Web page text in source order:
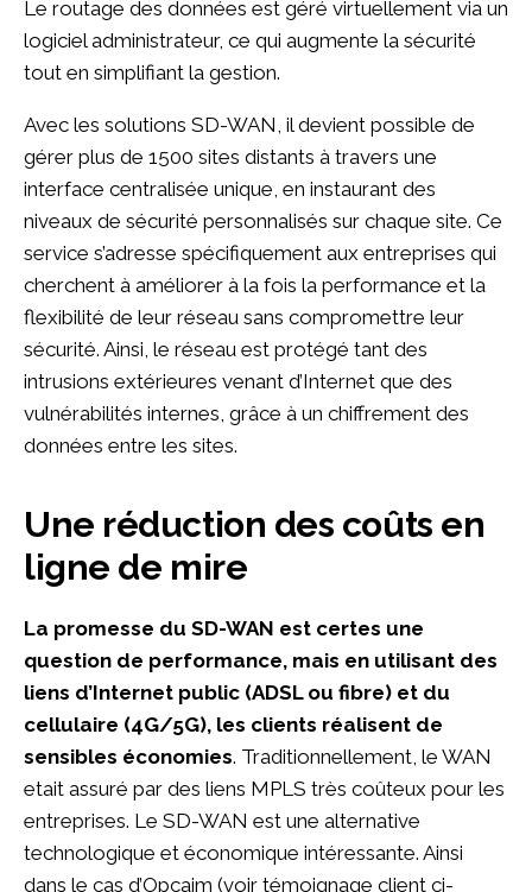
Le routage des données est géré virtuellement via un
logiciel administrateur, ce qui augmente la sécurité
tout en simplifiant la gestion.
Avec les solutions SD-WAN, il devient possible de
gérer plus de 1500 sites distants à travers une
interface centralisée unique, en instaurant des
niveaux de sécurité personnalisés sur chaque site. Ce
service s’adresse spécifiquement aux entreprises qui
cherchent à améliorer à la fois la performance et la
flexibilité de leur réseau sans compromettre leur
sécurité. Ainsi, le réseau est protégé tant des
intrusions extérieures venant d’Internet que des
vulnérabilités internes, grâce à un chiffrement des
données entre les sites.
Une réduction des coûts en
ligne de mire
La promesse du SD-WAN est certes une
question de performance, mais en utilisant des
liens d’Internet public (ADSL ou fibre) et du
cellulaire (4G/5G), les clients réalisent de
sensibles économies. Traditionnellement, le WAN
etait assuré par des liens MPLS très coûteux pour les
entreprises. Le SD-WAN est une alternative
technologique et économique intéressante. Ainsi
dans le cas d’Opcaim (voir témoignage client ci-